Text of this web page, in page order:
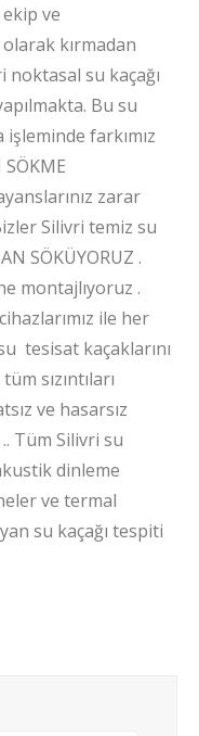
ve
kırmadan
su kaçağı
Bu su
işleminde farkımız
zarar
Silivri temiz su
SÖKÜYORUZ .
montajlıyoruz .
ile her
tesisat kaçaklarını
sızıntıları
ve hasarsız
Tüm Silivri su
dinleme
ve termal
su kaçağı tespiti